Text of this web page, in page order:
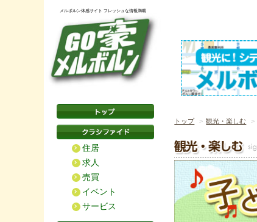
メルボルン体感サイト フレッシュな情報満載
住居
求人
売買
イベント
サービス
トップ 観光・楽しむ